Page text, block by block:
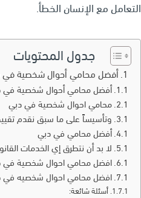
التعامل مع الإنسان الخطأ.
جدول المحتويات
أفضل محامي أحوال شخصية في
أفضل محامي أحوال شخصية في
محامي احوال شخصية في دبي
وتأسيساً على ما سبق نقدم
أفضل محامي في دبي
لا بد أن نتطرق إي الخدمات
افضل محامي احوال شخصية في
افضل محامي احوال شخصيه في
أسئلة شائعة: